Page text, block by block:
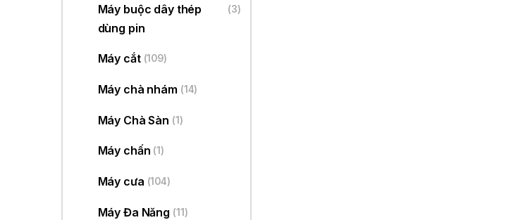
Máy buộc dây thép
dùng pin
(3)
Máy cắt (109)
Máy chà nhám (14)
Máy Chà Sàn (1)
Máy chấn (1)
Máy cưa (104)
Máy Đa Năng (11)